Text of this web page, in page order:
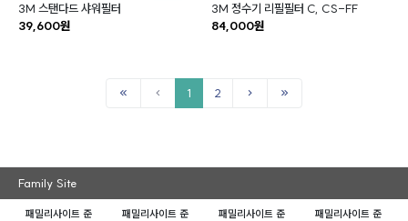
3M 스탠다드 샤워필터
39,600원
3M 정수기 리필필터 C, CS-FF
84,000원
1 2
Family Site
패밀리사이트 준
패밀리사이트 준
패밀리사이트 준
패밀리사이트 준